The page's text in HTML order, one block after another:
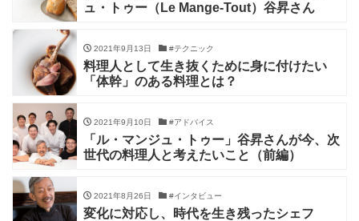
ュ・トゥー（Le Mange-Tout）谷昇さん
2021年9月13日 #テクニック
料理人として生き抜くために身に付けたい
「体幹」のある料理とは？
2021年9月10日 #アドバイス
「ル・マンジュ・トゥー」谷昇さんが今、次
世代の料理人と考えたいこと（前編）
2021年8月26日 #インタビュー
変化に対応し、時代を生き残ったシェフ